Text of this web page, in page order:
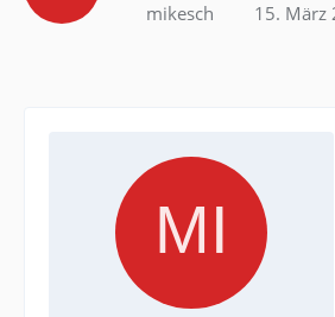
mikesch 15. März